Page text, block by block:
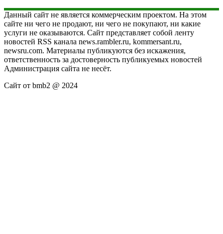
Данный сайт не является коммерческим проектом. На этом
сайте ни чего не продают, ни чего не покупают, ни какие
услуги не оказываются. Сайт представляет собой ленту
новостей RSS канала news.rambler.ru, kommersant.ru,
newsru.com. Материалы публикуются без искажения,
ответственность за достоверность публикуемых новостей
Администрация сайта не несёт.
Сайт от bmb2 @ 2024